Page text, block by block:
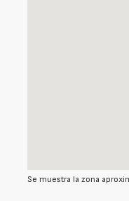
Se muestra la zona